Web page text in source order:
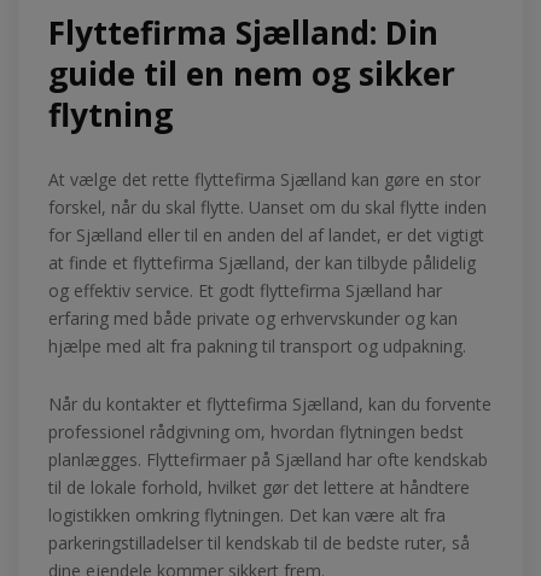
Flyttefirma Sjælland: Din
guide til en nem og sikker
flytning
At vælge det rette flyttefirma Sjælland kan gøre en stor
forskel, når du skal flytte. Uanset om du skal flytte inden
for Sjælland eller til en anden del af landet, er det vigtigt
at finde et flyttefirma Sjælland, der kan tilbyde pålidelig
og effektiv service. Et godt flyttefirma Sjælland har
erfaring med både private og erhvervskunder og kan
hjælpe med alt fra pakning til transport og udpakning.
Når du kontakter et flyttefirma Sjælland, kan du forvente
professionel rådgivning om, hvordan flytningen bedst
planlægges. Flyttefirmaer på Sjælland har ofte kendskab
til de lokale forhold, hvilket gør det lettere at håndtere
logistikken omkring flytningen. Det kan være alt fra
parkeringstilladelser til kendskab til de bedste ruter, så
dine ejendele kommer sikkert frem.